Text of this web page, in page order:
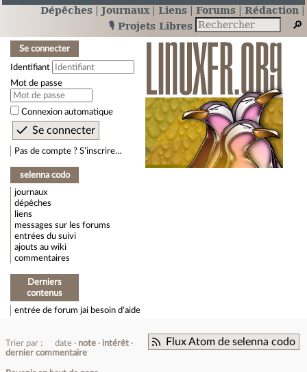
Dépêches Journaux Liens Forums
Rédaction
🎙️ Projets Libres
Se connecter
Identifiant
Mot de passe
Connexion automatique
Pas de compte ? S’inscrire…
selenna codo
journaux
dépêches
liens
messages sur les forums
entrées du suivi
ajouts au wiki
commentaires
Derniers
contenus
entrée de forum jai besoin d'aide
Flux Atom de selenna codo
Trier par : date note
intérêt
dernier commentaire